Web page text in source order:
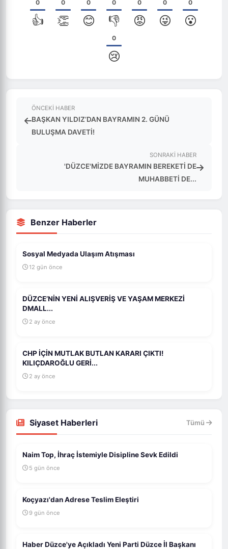
0
👍
0
👏
0
😊
0
👎
0
😡
0
😜
0
😮
0
😢
ÖNCEKI HABER
BAŞKAN YILDIZ’DAN BAYRAMIN 2. GÜNÜ
BULUŞMA DAVETİ!
SONRAKI HABER
'DÜZCE'MİZDE BAYRAMIN BEREKETİ DE
MUHABBETİ DE...
Benzer Haberler
Sosyal Medyada Ulaşım Atışması
12 gün önce
DÜZCE’NİN YENİ ALIŞVERİŞ VE YAŞAM MERKEZİ
DMALL...
2 ay önce
CHP İÇİN MUTLAK BUTLAN KARARI ÇIKTI!
KILIÇDAROĞLU GERİ...
2 ay önce
Siyaset Haberleri Tümü
Naim Top, İhraç İstemiyle Disipline Sevk Edildi
5 gün önce
Koçyazı'dan Adrese Teslim Eleştiri
9 gün önce
Haber Düzce'ye Açıkladı Yeni Parti Düzce İl Başkanı